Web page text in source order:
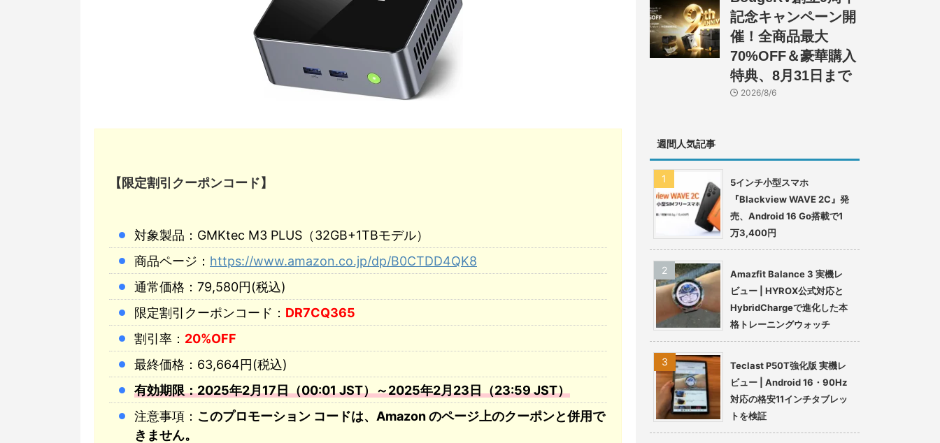
【限定割引クーポンコード】
対象製品：GMKtec M3 PLUS（32GB+1TBモデル）
商品ページ： https://www.amazon.co.jp/dp/B0CTDD4QK8
通常価格：79,580円(税込)
限定割引クーポンコード： DR7CQ365
割引率： 20%OFF
最終価格：63,664円(税込)
有効期限：2025年2月17日（00:01 JST）～2025年2月23日（23:59 JST）
注意事項： このプロモーション コードは、Amazon のページ上のクーポンと併用で
きません。
記念キャンペーン開
催！全商品最大
70%OFF＆豪華購入
特典、8月31日まで
2026/8/6
週間人気記事
5インチ小型スマホ
『Blackview WAVE 2C』発
売、Android 16 Go搭載で1
万3,400円
Amazfit Balance 3 実機レ
ビュー | HYROX公式対応と
HybridChargeで進化した本
格トレーニングウォッチ
Teclast P50T強化版 実機レ
ビュー | Android 16・90Hz
対応の格安11インチタブレッ
トを検証